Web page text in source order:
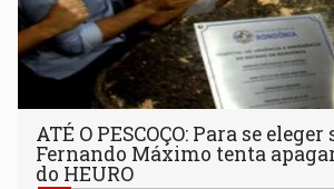
ATÉ O PESCOÇO: Para se
Fernando Máximo tenta
do HEURO